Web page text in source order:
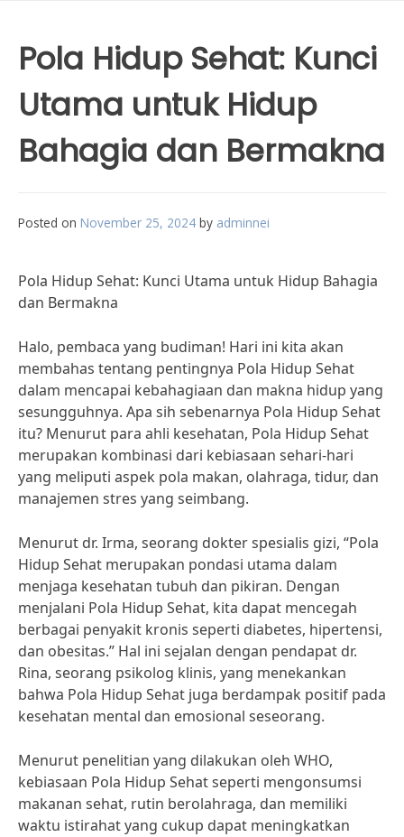
Pola Hidup Sehat: Kunci
Utama untuk Hidup
Bahagia dan Bermakna
Posted on November 25, 2024 by adminnei
Pola Hidup Sehat: Kunci Utama untuk Hidup Bahagia
dan Bermakna
Halo, pembaca yang budiman! Hari ini kita akan
membahas tentang pentingnya Pola Hidup Sehat
dalam mencapai kebahagiaan dan makna hidup yang
sesungguhnya. Apa sih sebenarnya Pola Hidup Sehat
itu? Menurut para ahli kesehatan, Pola Hidup Sehat
merupakan kombinasi dari kebiasaan sehari-hari
yang meliputi aspek pola makan, olahraga, tidur, dan
manajemen stres yang seimbang.
Menurut dr. Irma, seorang dokter spesialis gizi, “Pola
Hidup Sehat merupakan pondasi utama dalam
menjaga kesehatan tubuh dan pikiran. Dengan
menjalani Pola Hidup Sehat, kita dapat mencegah
berbagai penyakit kronis seperti diabetes, hipertensi,
dan obesitas.” Hal ini sejalan dengan pendapat dr.
Rina, seorang psikolog klinis, yang menekankan
bahwa Pola Hidup Sehat juga berdampak positif pada
kesehatan mental dan emosional seseorang.
Menurut penelitian yang dilakukan oleh WHO,
kebiasaan Pola Hidup Sehat seperti mengonsumsi
makanan sehat, rutin berolahraga, dan memiliki
waktu istirahat yang cukup dapat meningkatkan